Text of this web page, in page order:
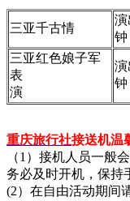
三亚千古情
演
钟
三亚红色娘子军
表
演
演
钟
重庆旅行社接送机温
（1）接机人员一般
务必及时开机，保持
(2）在自由活动期间